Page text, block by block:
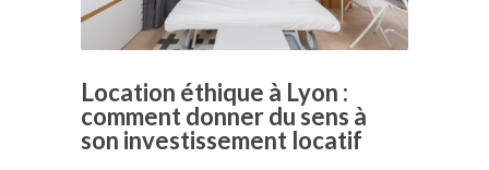
Location éthique à Lyon :
comment donner du sens à
son investissement locatif